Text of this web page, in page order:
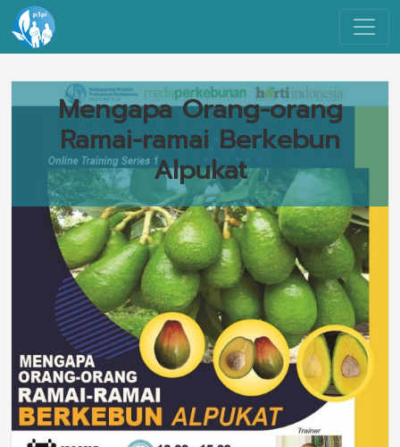
Mengapa Orang-orang
Ramai-ramai Berkebun
Alpukat